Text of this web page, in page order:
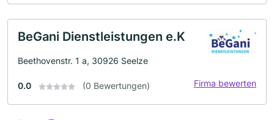
BeGani Dienstleistungen e.K
Beethovenstr. 1 a, 30926 Seelze
0.0 (0 Bewertungen) Firma bewerten